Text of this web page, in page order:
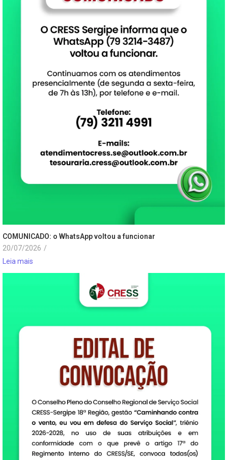
COMUNICADO: o WhatsApp voltou a funcionar
20/07/2026 /
Leia mais